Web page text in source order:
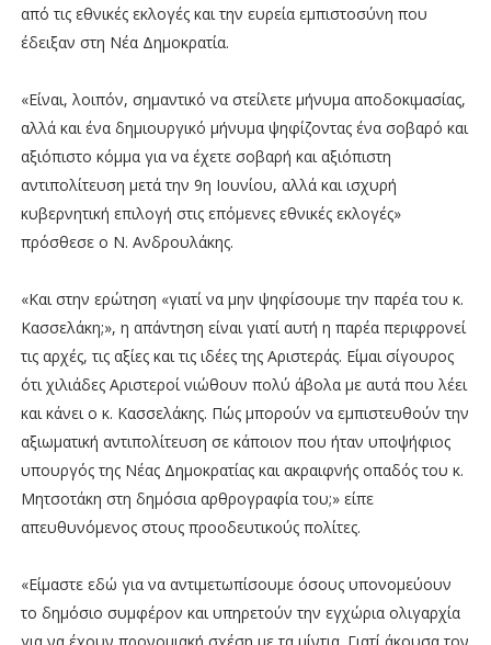
από τις εθνικές εκλογές και την ευρεία εμπιστοσύνη που
έδειξαν στη Νέα Δημοκρατία.
«Είναι, λοιπόν, σημαντικό να στείλετε μήνυμα αποδοκιμασίας,
αλλά και ένα δημιουργικό μήνυμα ψηφίζοντας ένα σοβαρό και
αξιόπιστο κόμμα για να έχετε σοβαρή και αξιόπιστη
αντιπολίτευση μετά την 9η Ιουνίου, αλλά και ισχυρή
κυβερνητική επιλογή στις επόμενες εθνικές εκλογές»
πρόσθεσε ο Ν. Ανδρουλάκης.
«Και στην ερώτηση «γιατί να μην ψηφίσουμε την παρέα του κ.
Κασσελάκη;», η απάντηση είναι γιατί αυτή η παρέα περιφρονεί
τις αρχές, τις αξίες και τις ιδέες της Αριστεράς. Είμαι σίγουρος
ότι χιλιάδες Αριστεροί νιώθουν πολύ άβολα με αυτά που λέει
και κάνει ο κ. Κασσελάκης. Πώς μπορούν να εμπιστευθούν την
αξιωματική αντιπολίτευση σε κάποιον που ήταν υποψήφιος
υπουργός της Νέας Δημοκρατίας και ακραιφνής οπαδός του κ.
Μητσοτάκη στη δημόσια αρθρογραφία του;» είπε
απευθυνόμενος στους προοδευτικούς πολίτες.
«Είμαστε εδώ για να αντιμετωπίσουμε όσους υπονομεύουν
το δημόσιο συμφέρον και υπηρετούν την εγχώρια ολιγαρχία